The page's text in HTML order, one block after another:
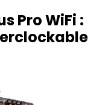
Pro WiFi :